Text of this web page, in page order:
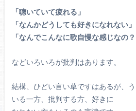
「聴いていて疲れる」
「なんかどうしても好きになれない」
「なんでこんなに歌自慢な感じなの？
などいろいろが批判はあります。
結構、ひどい言い草ですはあるが、
いる一方、批判する方、好きに